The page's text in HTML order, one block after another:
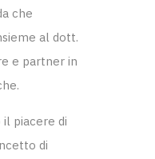
che
al dott.
e partner in
il piacere di
di